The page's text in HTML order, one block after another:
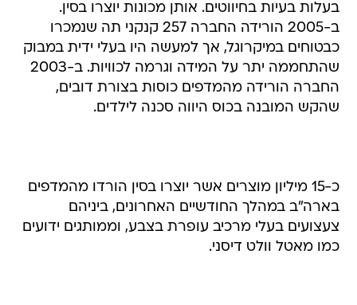
בעלות בעיות בחיווטים. אותן מכונות יוצרו בסין.
ב-2005 הורידה החברה 257 קנקני תה שנמכרו
כבטוחים במיקרוגל, אך למעשה היו בעלי ידית במבוק
שהתחממה יתר על המידה וגרמה לכוויות. ב-2003
החברה הורידה מהמדפים כוסות בצורת דובים,
שהקש המובנה בכוס היווה סכנה לילדים.
כ-15 מיליון מוצרים אשר יוצרו בסין הורדו מהמדפים
בארה"ב במהלך החודשיים האחרונים, ביניהם
צעצועים בעלי מרכיב עופרת בצבע, וממותגים ידועים
כמו מאטל וולט דיסני.